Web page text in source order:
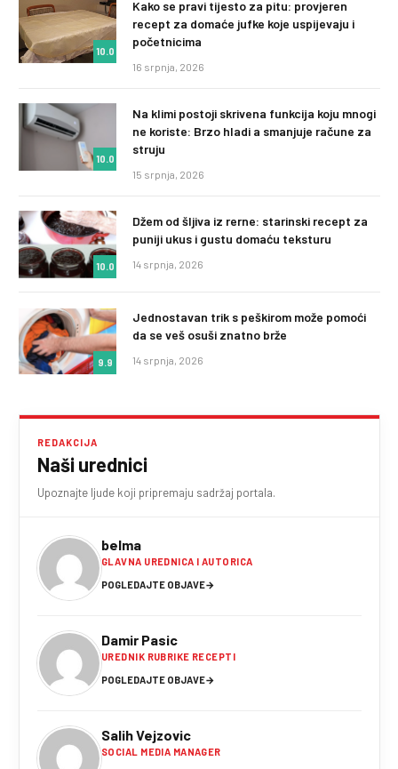
10.0
Kako se pravi tijesto za pitu: provjeren
recept za domaće jufke koje uspijevaju i
početnicima
16 srpnja, 2026
10.0
Na klimi postoji skrivena funkcija koju mnogi
ne koriste: Brzo hladi a smanjuje račune za
struju
15 srpnja, 2026
10.0
Džem od šljiva iz rerne: starinski recept za
puniji ukus i gustu domaću teksturu
14 srpnja, 2026
9.9
Jednostavan trik s peškirom može pomoći
da se veš osuši znatno brže
14 srpnja, 2026
REDAKCIJA
Naši urednici
Upoznajte ljude koji pripremaju sadržaj portala.
belma
GLAVNA UREDNICA I AUTORICA
POGLEDAJTE OBJAVE→
Damir Pasic
UREDNIK RUBRIKE RECEPTI
POGLEDAJTE OBJAVE→
Salih Vejzovic
SOCIAL MEDIA MANAGER